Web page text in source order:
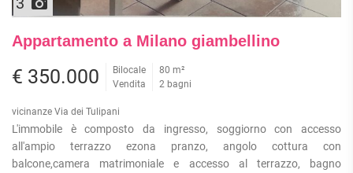
Appartamento a Milano giambellino
€ 350.000
Bilocale
Vendita
80 m²
2 bagni
vicinanze Via dei Tulipani
L'immobile è composto da ingresso, soggiorno con accesso
all'ampio terrazzo ezona pranzo, angolo cottura con
balcone,camera matrimoniale e accesso al terrazzo, bagno